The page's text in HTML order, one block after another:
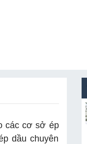
các cơ sở ép
dầu chuyên